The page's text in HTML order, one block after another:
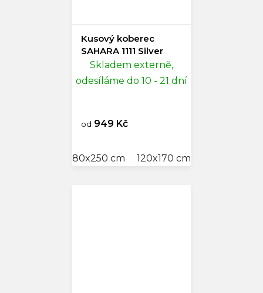
Kusový koberec
SAHARA 1111 Silver
Skladem externě,
odesíláme do 10 - 21 dní
od 949 Kč
80x250 cm 120x170 cm